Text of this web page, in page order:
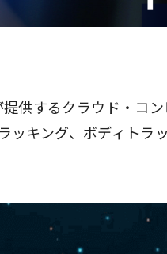
供するクラウド・コ
ッキング、ボディトラ